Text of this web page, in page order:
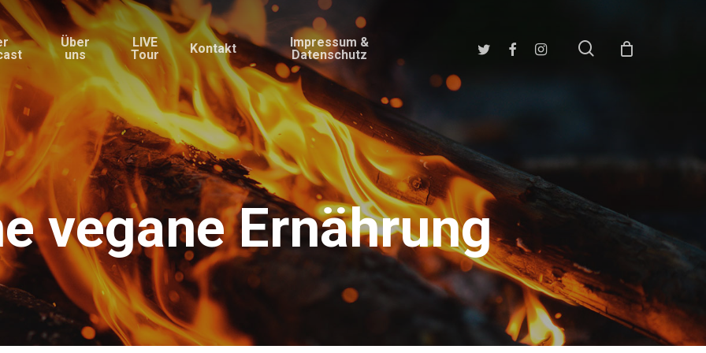
Über
uns
LIVE
Tour
Kontakt
Impressum &
Datenschutz
twitter facebookinstagram search
vegane Ernährung